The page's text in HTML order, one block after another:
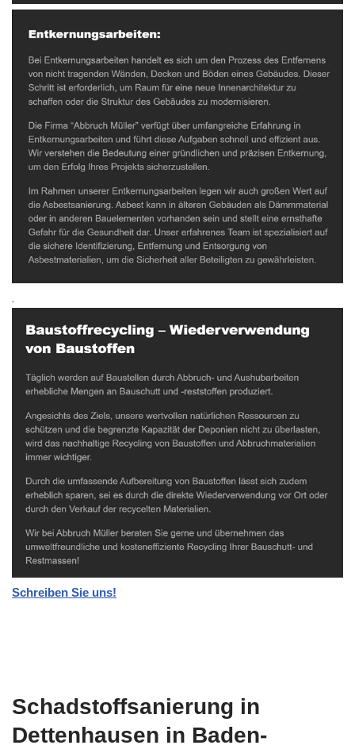
Schreiben Sie uns!
Schadstoffsanierung in
Dettenhausen in Baden-